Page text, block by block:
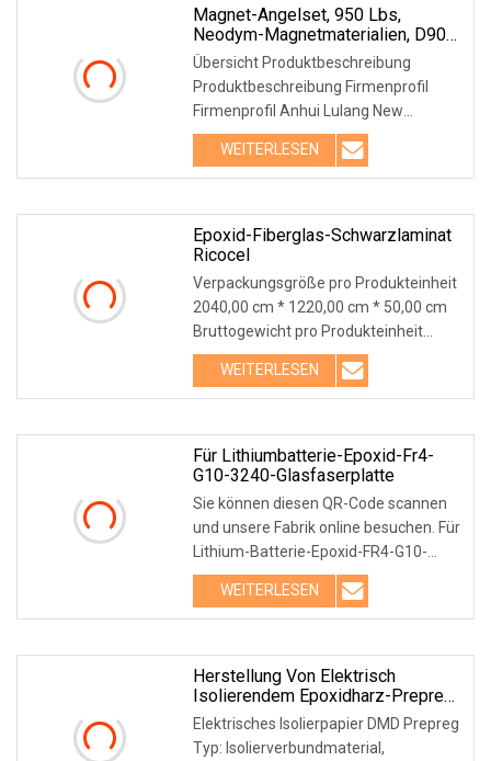
Verbundwerkstoffen hergestellt
Magnet-Angelset, 950 Lbs,
Neodym-Magnetmaterialien, D90
Mm, 49 Fuß Seil, Versenktes Loch
M10
Übersicht Produktbeschreibung
Produktbeschreibung Firmenprofil
Firmenprofil Anhui Lulang New
Material Technology Co., Ltd mit
Hauptsitz in Hefei, China, ist ein High-
Tech-Unternehmen, das sich mit der
WEITERLESEN
Epoxid-Fiberglas-Schwarzlaminat
Ricocel
Verpackungsgröße pro Produkteinheit
2040,00 cm * 1220,00 cm * 50,00 cm
Bruttogewicht pro Produkteinheit
1000,000 kg Bleifreie Verbundplatten
sind Verbundmaterialien aus
importierten Glasfasern, PI-
WEITERLESEN
Für Lithiumbatterie-Epoxid-Fr4-
G10-3240-Glasfaserplatte
Sie können diesen QR-Code scannen
und unsere Fabrik online besuchen. Für
Lithium-Batterie-Epoxid-FR4-G10-
3240-Glasfaserplatten
Produktionsbeschreibung: Epoxid-FR4-
G10-3240-Glasfaserplatten bestehen
WEITERLESEN
Herstellung Von Elektrisch
Isolierendem Epoxidharz-Prepreg
DMD
Elektrisches Isolierpapier DMD Prepreg
Typ: Isolierverbundmaterial,